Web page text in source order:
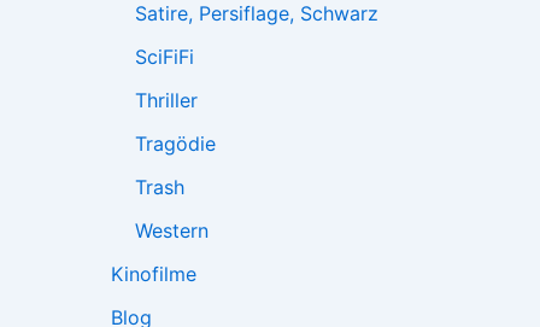
Satire, Persiflage, Schwarz
SciFiFi
Thriller
Tragödie
Trash
Western
Kinofilme
Blog